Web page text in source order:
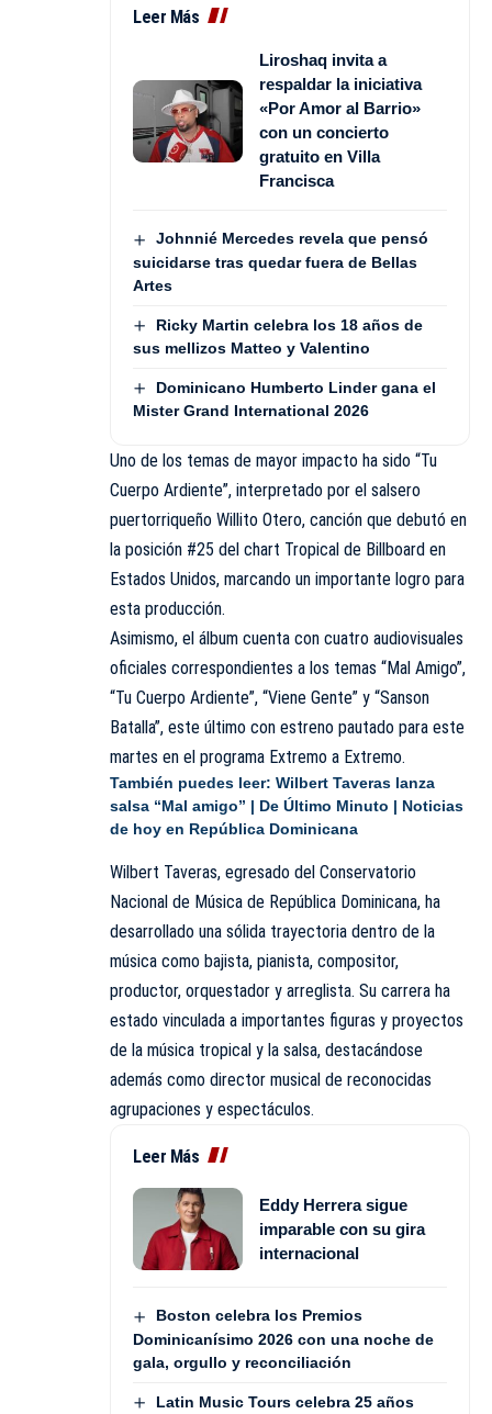
Leer Más
Liroshaq invita a
respaldar la iniciativa
«Por Amor al Barrio»
con un concierto
gratuito en Villa
Francisca
Johnnié Mercedes revela que pensó
suicidarse tras quedar fuera de Bellas
Artes
Ricky Martin celebra los 18 años de
sus mellizos Matteo y Valentino
Dominicano Humberto Linder gana el
Mister Grand International 2026
Uno de los temas de mayor impacto ha sido “Tu
Cuerpo Ardiente”, interpretado por el salsero
puertorriqueño Willito Otero, canción que debutó en
la posición #25 del chart Tropical de Billboard en
Estados Unidos, marcando un importante logro para
esta producción.
Asimismo, el álbum cuenta con cuatro audiovisuales
oficiales correspondientes a los temas “Mal Amigo”,
“Tu Cuerpo Ardiente”, “Viene Gente” y “Sanson
Batalla”, este último con estreno pautado para este
martes en el programa Extremo a Extremo.
También puedes leer: Wilbert Taveras lanza
salsa “Mal amigo” | De Último Minuto | Noticias
de hoy en República Dominicana
Wilbert Taveras, egresado del Conservatorio
Nacional de Música de República Dominicana, ha
desarrollado una sólida trayectoria dentro de la
música como bajista, pianista, compositor,
productor, orquestador y arreglista. Su carrera ha
estado vinculada a importantes figuras y proyectos
de la música tropical y la salsa, destacándose
además como director musical de reconocidas
agrupaciones y espectáculos.
Leer Más
Eddy Herrera sigue
imparable con su gira
internacional
Boston celebra los Premios
Dominicanísimo 2026 con una noche de
gala, orgullo y reconciliación
Latin Music Tours celebra 25 años